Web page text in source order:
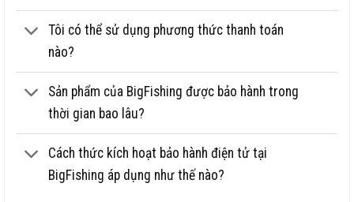
Tôi có thể sử dụng phương thức thanh toán
nào?
Sản phẩm của BigFishing được bảo hành trong
thời gian bao lâu?
Cách thức kích hoạt bảo hành điện tử tại
BigFishing áp dụng như thế nào?